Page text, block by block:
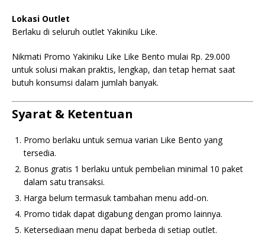
Lokasi Outlet
Berlaku di seluruh outlet Yakiniku Like.
Nikmati Promo Yakiniku Like Like Bento mulai Rp. 29.000
untuk solusi makan praktis, lengkap, dan tetap hemat saat
butuh konsumsi dalam jumlah banyak.
Syarat & Ketentuan
Promo berlaku untuk semua varian Like Bento yang
tersedia.
Bonus gratis 1 berlaku untuk pembelian minimal 10 paket
dalam satu transaksi.
Harga belum termasuk tambahan menu add-on.
Promo tidak dapat digabung dengan promo lainnya.
Ketersediaan menu dapat berbeda di setiap outlet.